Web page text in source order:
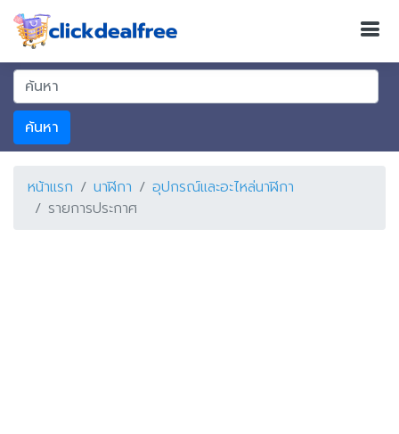
ค้นหา
หน้าแรก นาฬิกา
อุปกรณ์และอะไหล่นาฬิกา
รายการประกาศ